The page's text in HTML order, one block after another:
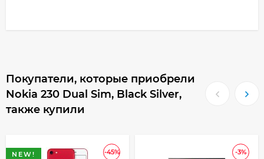
Покупатели, которые приобрели
Nokia 230 Dual Sim, Black Silver,
также купили
-45%
NEW! -3%